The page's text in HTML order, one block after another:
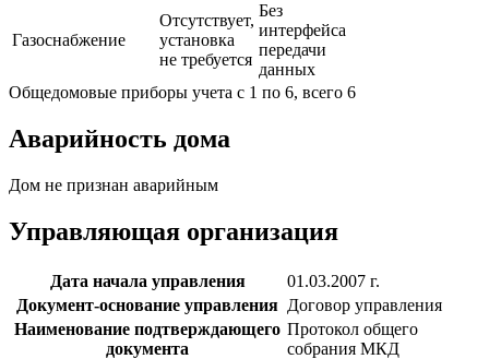
Газоснабжение
Отсутствует,
установка
не требуется
Без
интерфейса
передачи
данных
Общедомовые приборы учета с 1 по 6, всего 6
Аварийность дома
Дом не признан аварийным
Управляющая организация
Дата начала управления
01.03.2007 г.
Документ-основание управления Договор управления
Наименование подтверждающего
документа
Протокол общего
собрания МКД